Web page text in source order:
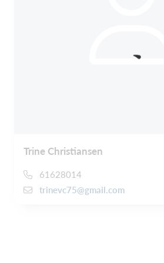
Trine Christiansen
61628014
trinevc75@gmail.com